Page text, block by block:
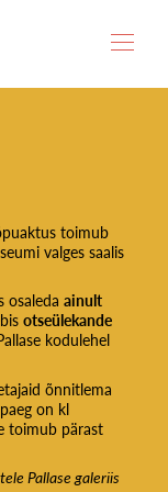
toimub
valges saalis
osaleda ainult
otseülekande
kodulehel
õnnitlema
on kl
toimub pärast
Pallase galeriis